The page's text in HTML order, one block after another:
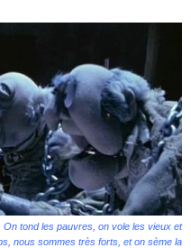
tond les pauvres, on vole les vieux et
nous sommes très forts, et on sème la